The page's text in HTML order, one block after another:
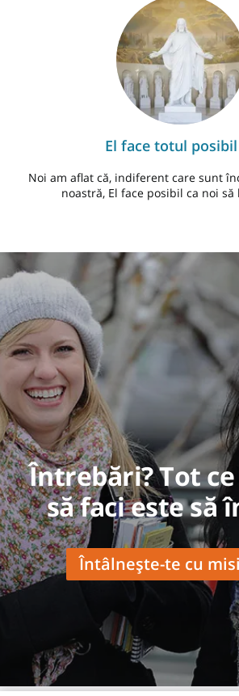
El face totul posibil
Noi am aflat că, indiferent care sunt
noastră, El face posibil ca noi să
Întrebări? Tot
să faci este să
Întâlnește-te cu